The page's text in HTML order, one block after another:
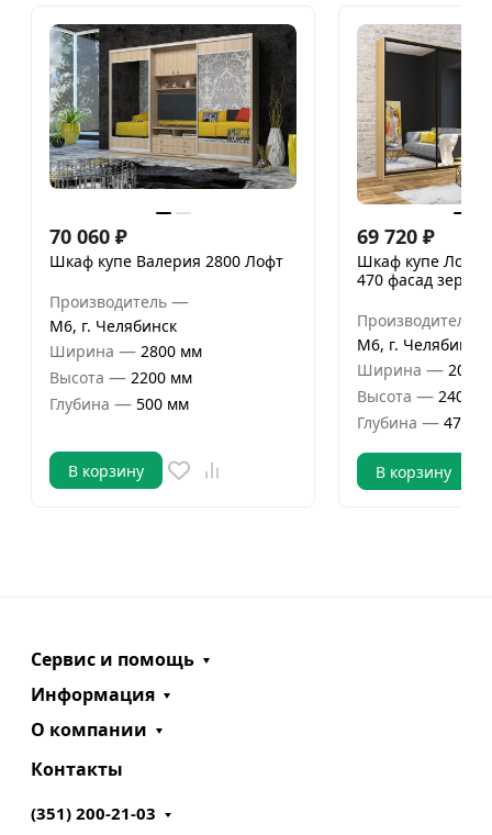
70 060 ₽
Шкаф купе Валерия 2800 Лофт
Производитель —
М6, г. Челябинск
Ширина — 2800 мм
Высота — 2200 мм
Глубина — 500 мм
В корзину
69 720 ₽
Шкаф купе Лофт
470 фасад
Производитель
М6, г. Челябинск
Ширина — 2000
Высота — 2400
Глубина — 470
В корзину
Сервис и помощь
Информация
О компании
Контакты
(351) 200-21-03